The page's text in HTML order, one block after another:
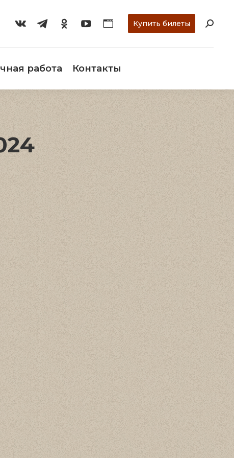
Купить билеты
работа Контакты
О музее Научная работа Контакты